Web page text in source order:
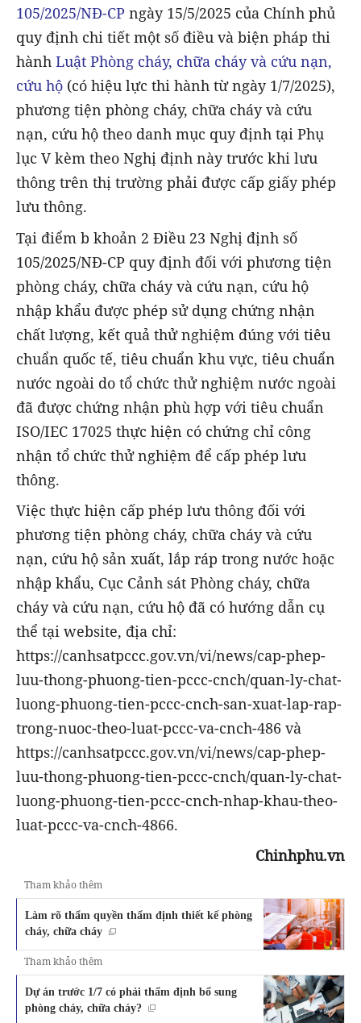
105/2025/NĐ-CP ngày 15/5/2025 của Chính phủ
quy định chi tiết một số điều và biện pháp thi
hành Luật Phòng cháy, chữa cháy và cứu nạn,
cứu hộ (có hiệu lực thi hành từ ngày 1/7/2025),
phương tiện phòng cháy, chữa cháy và cứu
nạn, cứu hộ theo danh mục quy định tại Phụ
lục V kèm theo Nghị định này trước khi lưu
thông trên thị trường phải được cấp giấy phép
lưu thông.
Tại điểm b khoản 2 Điều 23 Nghị định số
105/2025/NĐ-CP quy định đối với phương tiện
phòng cháy, chữa cháy và cứu nạn, cứu hộ
nhập khẩu được phép sử dụng chứng nhận
chất lượng, kết quả thử nghiệm đúng với tiêu
chuẩn quốc tế, tiêu chuẩn khu vực, tiêu chuẩn
nước ngoài do tổ chức thử nghiệm nước ngoài
đã được chứng nhận phù hợp với tiêu chuẩn
ISO/IEC 17025 thực hiện có chứng chỉ công
nhận tổ chức thử nghiệm để cấp phép lưu
thông.
Việc thực hiện cấp phép lưu thông đối với
phương tiện phòng cháy, chữa cháy và cứu
nạn, cứu hộ sản xuất, lắp ráp trong nước hoặc
nhập khẩu, Cục Cảnh sát Phòng cháy, chữa
cháy và cứu nạn, cứu hộ đã có hướng dẫn cụ
thể tại website, địa chỉ:
https://canhsatpccc.gov.vn/vi/news/cap-phep-
luu-thong-phuong-tien-pccc-cnch/quan-ly-chat-
luong-phuong-tien-pccc-cnch-san-xuat-lap-rap-
trong-nuoc-theo-luat-pccc-va-cnch-486 và
https://canhsatpccc.gov.vn/vi/news/cap-phep-
luu-thong-phuong-tien-pccc-cnch/quan-ly-chat-
luong-phuong-tien-pccc-cnch-nhap-khau-theo-
luat-pccc-va-cnch-4866.
Chinhphu.vn
Tham khảo thêm
Làm rõ thẩm quyền thẩm định thiết kế phòng
cháy, chữa cháy
Tham khảo thêm
Dự án trước 1/7 có phải thẩm định bổ sung
phòng cháy, chữa cháy?